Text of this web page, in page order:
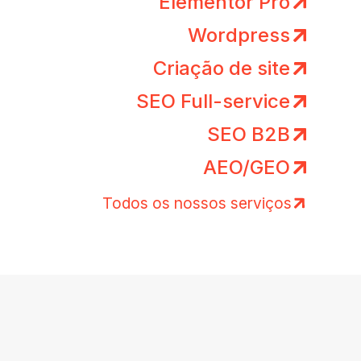
Wordpress
Criação de site
SEO Full-service
SEO B2B
AEO/GEO
Todos os nossos serviços